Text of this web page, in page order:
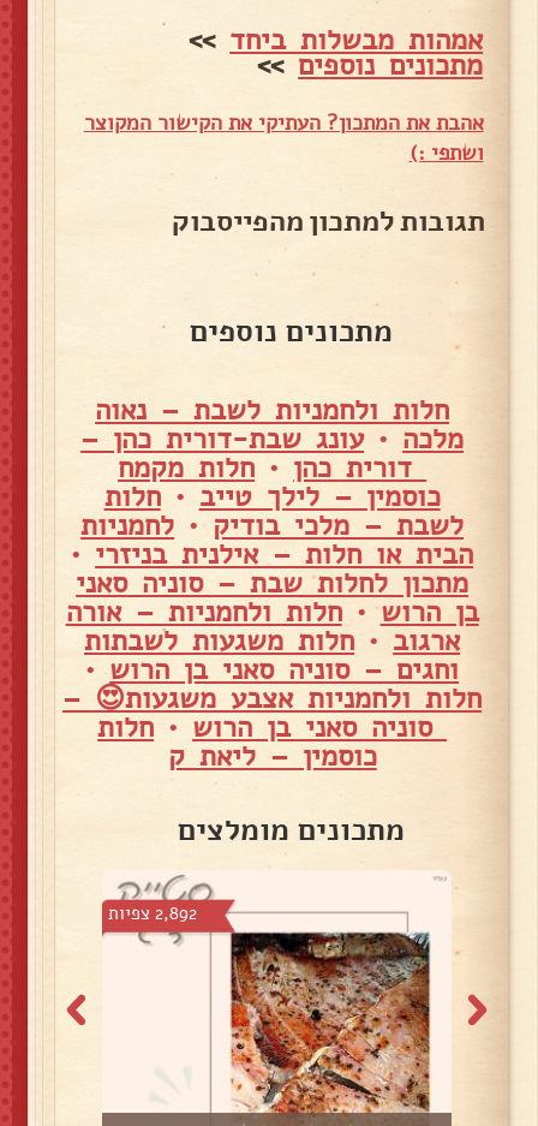
אמהות מבשלות ביחד >>
מתכונים נוספים>>
אהבת את המתכון? העתיקי את הקישור המקוצר
ושתפי :)
תגובות למתכון מהפייסבוק
מתכונים נוספים
חלות ולחמניות לשבת – נאוה
מלכה •עונג שבת-דורית כהן –
דורית כהן • חלות מקמח
כוסמין – לילך טייב •חלות
לשבת – מלכי בודיק • לחמניות
הבית או חלות – אילנית בניזרי •
מתכון לחלות שבת – סוניה סאני
בן הרוש•חלות ולחמניות – אורה
ארגוב • חלות משגעות לשבתות
וחגים – סוניה סאני בן הרוש •
חלות ולחמניות אצבע משגעות😍 –
סוניה סאני בן הרוש • חלות
כוסמין – ליאת ק
מתכונים מומלצים
2,892 צפיות